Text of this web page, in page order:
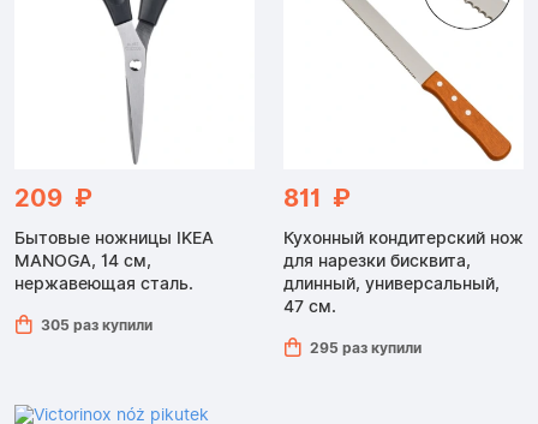
209 ₽
Бытовые ножницы IKEA
MANOGA, 14 см,
нержавеющая сталь.
305 раз купили
811 ₽
Кухонный кондитерский нож
для нарезки бисквита,
длинный, универсальный,
47 см.
295 раз купили